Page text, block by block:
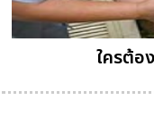
ใครต้อ